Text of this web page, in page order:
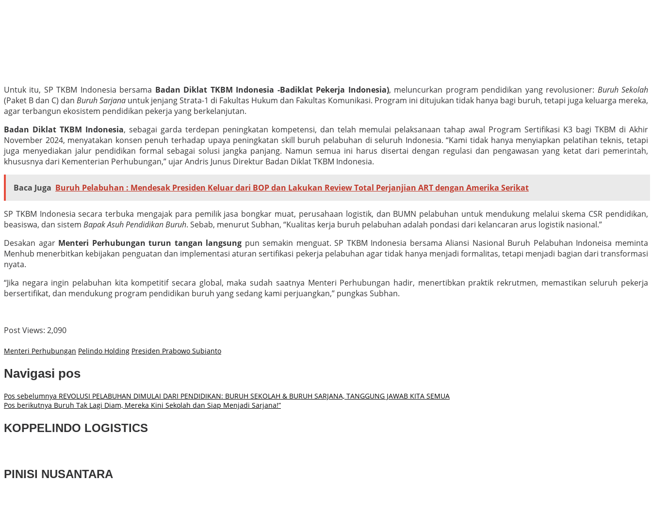
Untuk itu, SP TKBM Indonesia bersama Badan Diklat TKBM Indonesia -Badiklat Pekerja Indonesia), meluncurkan program pendidikan yang revolusioner: Buruh Sekolah
(Paket B dan C) dan Buruh Sarjana untuk jenjang Strata-1 di Fakultas Hukum dan Fakultas Komunikasi. Program ini ditujukan tidak hanya bagi buruh, tetapi juga keluarga mereka,
agar terbangun ekosistem pendidikan pekerja yang berkelanjutan.
Badan Diklat TKBM Indonesia, sebagai garda terdepan peningkatan kompetensi, dan telah memulai pelaksanaan tahap awal Program Sertifikasi K3 bagi TKBM di Akhir
November 2024, menyatakan konsen penuh terhadap upaya peningkatan skill buruh pelabuhan di seluruh Indonesia. “Kami tidak hanya menyiapkan pelatihan teknis, tetapi
juga menyediakan jalur pendidikan formal sebagai solusi jangka panjang. Namun semua ini harus disertai dengan regulasi dan pengawasan yang ketat dari pemerintah,
khususnya dari Kementerian Perhubungan,” ujar Andris Junus Direktur Badan Diklat TKBM Indonesia.
Baca Juga Buruh Pelabuhan : Mendesak Presiden Keluar dari BOP dan Lakukan Review Total Perjanjian ART dengan Amerika Serikat
SP TKBM Indonesia secara terbuka mengajak para pemilik jasa bongkar muat, perusahaan logistik, dan BUMN pelabuhan untuk mendukung melalui skema CSR pendidikan,
beasiswa, dan sistem Bapak Asuh Pendidikan Buruh. Sebab, menurut Subhan, “Kualitas kerja buruh pelabuhan adalah pondasi dari kelancaran arus logistik nasional.”
Desakan agar Menteri Perhubungan turun tangan langsung pun semakin menguat. SP TKBM Indonesia bersama Aliansi Nasional Buruh Pelabuhan Indoneisa meminta
Menhub menerbitkan kebijakan penguatan dan implementasi aturan sertifikasi pekerja pelabuhan agar tidak hanya menjadi formalitas, tetapi menjadi bagian dari transformasi
nyata.
“Jika negara ingin pelabuhan kita kompetitif secara global, maka sudah saatnya Menteri Perhubungan hadir, menertibkan praktik rekrutmen, memastikan seluruh pekerja
bersertifikat, dan mendukung program pendidikan buruh yang sedang kami perjuangkan,” pungkas Subhan.
Post Views: 2,090
Menteri Perhubungan Pelindo Holding Presiden Prabowo Subianto
Navigasi pos
Pos sebelumnya REVOLUSI PELABUHAN DIMULAI DARI PENDIDIKAN: BURUH SEKOLAH & BURUH SARJANA, TANGGUNG JAWAB KITA SEMUA
Pos berikutnya Buruh Tak Lagi Diam, Mereka Kini Sekolah dan Siap Menjadi Sarjana!”
KOPPELINDO LOGISTICS
PINISI NUSANTARA